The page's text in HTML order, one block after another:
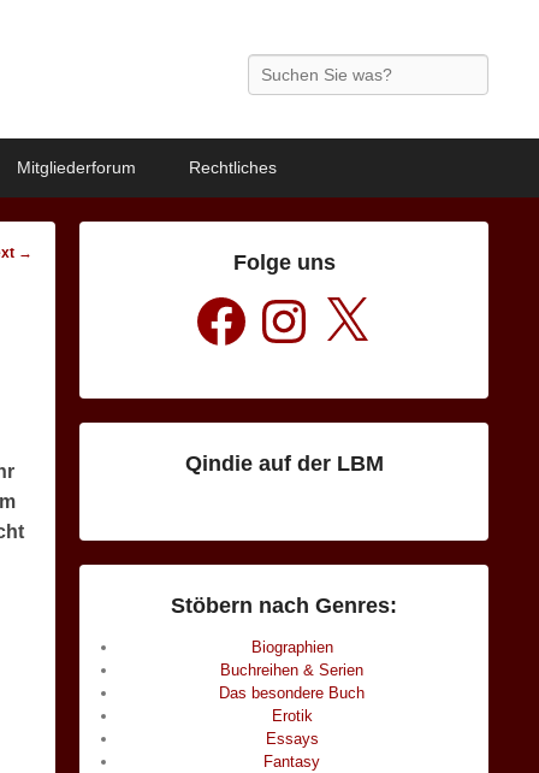
Search
Mitgliederforum Rechtliches
→ Folge uns
Facebook Instagram
Qindie auf der LBM
Stöbern nach Genres:
Biographien
Buchreihen & Serien
Das besondere Buch
Erotik
Essays
Fantasy